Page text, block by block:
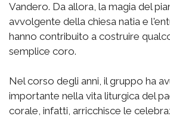
Vandero. Da allora, la magia del
avvolgente della chiesa natia e
hanno contribuito a costruire
semplice coro.
Nel corso degli anni, il gruppo ha
importante nella vita liturgica del
corale, infatti, arricchisce le